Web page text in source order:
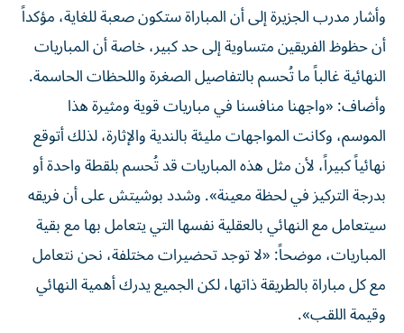
وأشار مدرب الجزيرة إلى أن المباراة ستكون صعبة للغاية، مؤكداً
أن حظوظ الفريقين متساوية إلى حد كبير، خاصة أن المباريات
النهائية غالباً ما تُحسم بالتفاصيل الصغرة واللحظات الحاسمة.
وأضاف: «واجهنا منافسنا في مباريات قوية ومثيرة هذا
الموسم، وكانت المواجهات مليئة بالندية والإثارة، لذلك أتوقع
نهائياً كبيراً، لأن مثل هذه المباريات قد تُحسم بلقطة واحدة أو
بدرجة التركيز في لحظة معينة». وشدد بوشيتش على أن فريقه
سيتعامل مع النهائي بالعقلية نفسها التي يتعامل بها مع بقية
المباريات، موضحاً: «لا توجد تحضيرات مختلفة، نحن نتعامل
مع كل مباراة بالطريقة ذاتها، لكن الجميع يدرك أهمية النهائي
وقيمة اللقب».